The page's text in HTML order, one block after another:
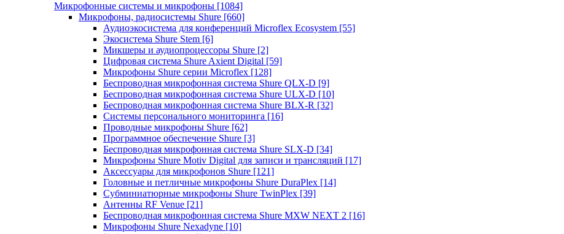
Микрофонные системы и микрофоны [1084]
Микрофоны, радиосистемы Shure [660]
Аудиоэкосистема для конференций Microflex Ecosystem [55]
Экосистема Shure Stem [6]
Микшеры и аудиопроцессоры Shure [2]
Цифровая система Shure Axient Digital [59]
Микрофоны Shure серии Microflex [128]
Беспроводная микрофонная система Shure QLX-D [9]
Беспроводная микрофонная система Shure ULX-D [10]
Беспроводная микрофонная система Shure BLX-R [32]
Системы персонального мониторинга [16]
Проводные микрофоны Shure [62]
Программное обеспечение Shure [3]
Беспроводная микрофонная система Shure SLX-D [34]
Микрофоны Shure Motiv Digital для записи и трансляций [17]
Аксессуары для микрофонов Shure [121]
Головные и петличные микрофоны Shure DuraPlex [14]
Субминиатюрные микрофоны Shure TwinPlex [39]
Антенны RF Venue [21]
Беспроводная микрофонная система Shure MXW NEXT 2 [16]
Микрофоны Shure Nexadyne [10]